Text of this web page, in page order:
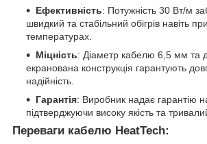
Ефективність: Потужність 30 Вт/м
швидкий та стабільний обігрів навіть
температурах.
Міцність: Діаметр кабелю 6,5 мм та
екранована конструкція гарантують
надійність.
Гарантія: Виробник надає гарантію
підтверджуючи високу якість та
Переваги кабелю HeatTech: